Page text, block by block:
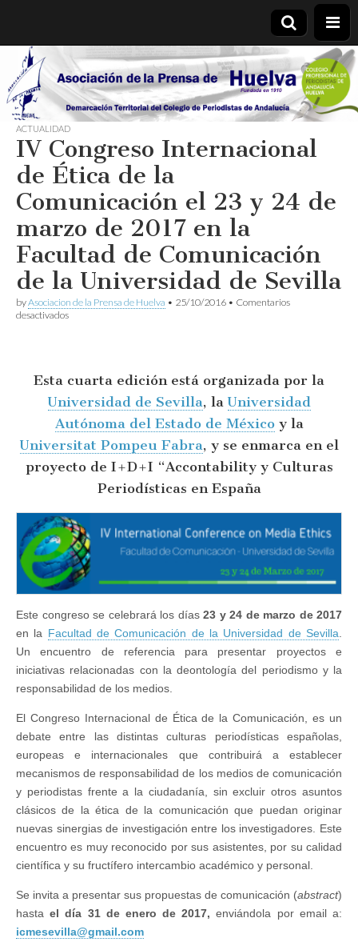
Asociación
de la
Prensa de
Huelva
ACTUALIDAD
IV Congreso Internacional
de Ética de la
Comunicación el 23 y 24 de
marzo de 2017 en la
Facultad de Comunicación
de la Universidad de Sevilla
byAsociacion de la Prensa de Huelva • 25/10/2016 • Comentarios
desactivadosen
Ética
la
Comunicación
el
23
y
24
2017
en
la
Facultad
de
Comunicación
de
Universidad
de
Sevilla
Esta cuarta edición está organizada por la
Universidad de Sevilla, la Universidad
Autónoma del Estado de Méxicoy la
Universitat Pompeu Fabra, y se enmarca en el
proyecto de I+D+I “Accontability y Culturas
Periodísticas en España
Este congreso se celebrará los días 23 y 24 de marzo de 2017
en la Facultad de Comunicación de la Universidad de Sevilla.
Un encuentro de referencia para presentar proyectos e
iniciativas relacionadas con la deontología del periodismo y la
responsabilidad de los medios.
El Congreso Internacional de Ética de la Comunicación, es un
debate entre las distintas culturas periodísticas españolas,
europeas e internacionales que contribuirá a establecer
mecanismos de responsabilidad de los medios de comunicación
y periodistas frente a la ciudadanía, sin excluir otros asuntos
clásicos de la ética de la comunicación que puedan originar
nuevas sinergias de investigación entre los investigadores. Este
encuentro es muy reconocido por sus asistentes, por su calidad
científica y su fructífero intercambio académico y personal.
Se invita a presentar sus propuestas de comunicación (abstract)
hastael día 31 de enero de 2017, enviándola por email a:
icmesevilla@gmail.com